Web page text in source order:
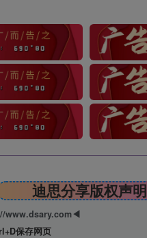
迪思分享版权声明
www.dsary.com◀
保存网页